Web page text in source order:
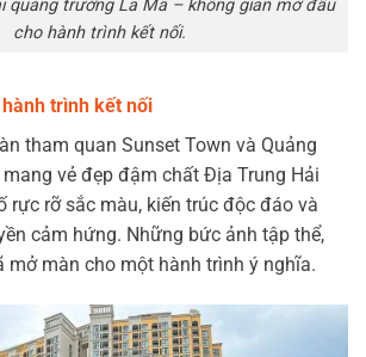
quảng trường La Mã – không gian mở đầu
cho hành trình kết nối.
trình kết nối
tham quan Sunset Town và Quảng
vẻ đẹp đậm chất Địa Trung Hải
rực rỡ sắc màu, kiến trúc độc đáo và
cảm hứng. Những bức ảnh tập thể,
mở màn cho một hành trình ý nghĩa.